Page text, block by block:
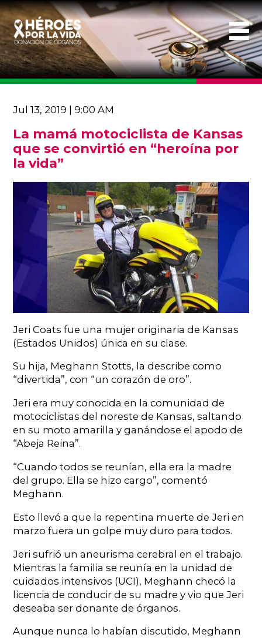
Jul 13, 2019 | 9:00 AM
La mamá motociclista de Kansas
que se convirtió en “heroína por
la vida”
Jeri Coats fue una mujer originaria de Kansas
(Estados Unidos) única en su clase.
Su hija, Meghann Stotts, la describe como
“divertida”, con “un corazón de oro”.
Jeri era muy conocida en la comunidad de
motociclistas del noreste de Kansas, saltando
en su moto amarilla y ganándose el apodo de
“Abeja Reina”.
“Cuando todos se reunían, ella era la madre
del grupo. Ella se hizo cargo”, comentó
Meghann.
Esto llevó a que la repentina muerte de Jeri en
marzo fuera un golpe muy duro para todos.
Jeri sufrió un aneurisma cerebral en el trabajo.
Mientras la familia se reunía en la unidad de
cuidados intensivos (UCI), Meghann checó la
licencia de conducir de su madre y vio que Jeri
deseaba ser donante de órganos.
Aunque nunca lo habían discutido, Meghann